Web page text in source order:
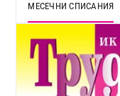
МЕСЕЧНИ СПИСАНИЯ